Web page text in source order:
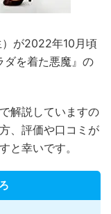
が2022年10月頃
ダを着た悪魔』の
解説していますの
、評価や口コミが
と幸いです。